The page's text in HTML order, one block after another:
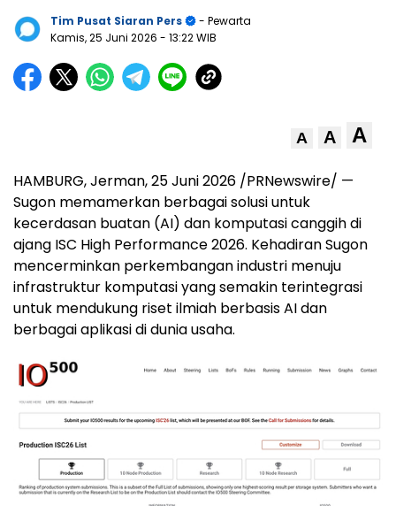
Tim Pusat Siaran Pers
- Pewarta
Kamis, 25 Juni 2026 - 13:22 WIB
A A A
HAMBURG, Jerman, 25 Juni 2026 /PRNewswire/ —
Sugon memamerkan berbagai solusi untuk
kecerdasan buatan (AI) dan komputasi canggih di
ajang ISC High Performance 2026. Kehadiran Sugon
mencerminkan perkembangan industri menuju
infrastruktur komputasi yang semakin terintegrasi
untuk mendukung riset ilmiah berbasis AI dan
berbagai aplikasi di dunia usaha.